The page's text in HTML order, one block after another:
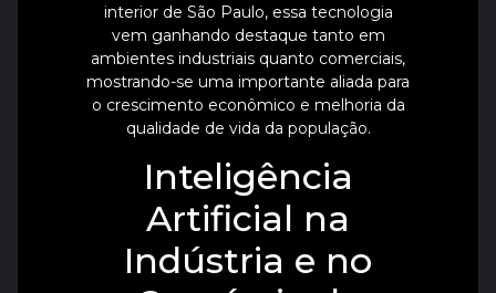
interior de São Paulo, essa tecnologia
vem ganhando destaque tanto em
ambientes industriais quanto comerciais,
mostrando-se uma importante aliada para
o crescimento econômico e melhoria da
qualidade de vida da população.
Inteligência
Artificial na
Indústria e no